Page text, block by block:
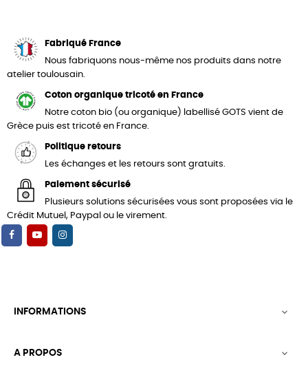
Fabriqué France
Nous fabriquons nous-même nos produits dans notre
atelier toulousain.
Coton organique tricoté en France
Notre coton bio (ou organique) labellisé GOTS vient de
Grèce puis est tricoté en France.
Politique retours
Les échanges et les retours sont gratuits.
Paiement sécurisé
Plusieurs solutions sécurisées vous sont proposées via le
Crédit Mutuel, Paypal ou le virement.
INFORMATIONS 
A PROPOS 